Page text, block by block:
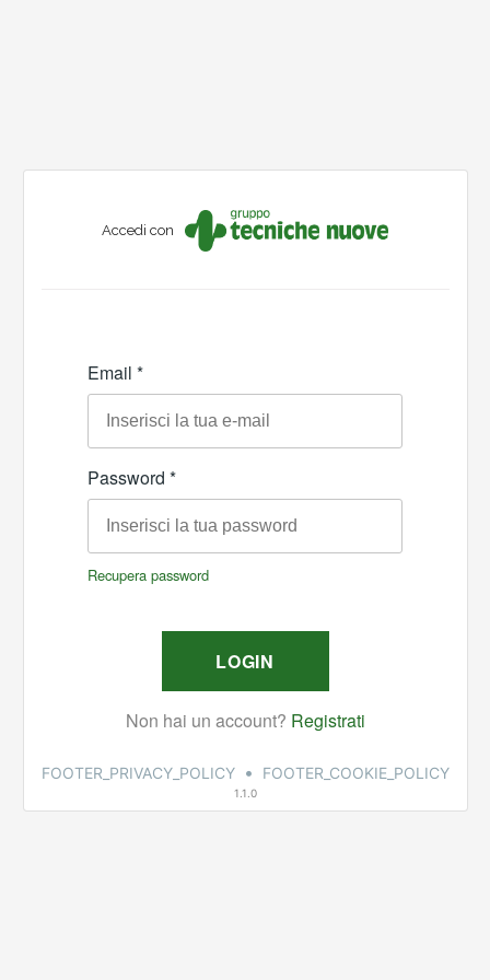
Accedi con
FOOTER_PRIVACY_POLICY • FOOTER_COOKIE_POLICY
1.1.0